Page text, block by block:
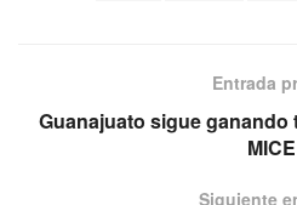
Entrada
Guanajuato sigue ganando
MICE
Siguiente